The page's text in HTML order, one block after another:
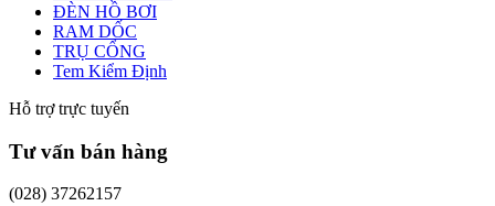
ĐÈN HỒ BƠI
RAM DỐC
TRỤ CỔNG
Tem Kiểm Định
Hỗ trợ trực tuyến
Tư vấn bán hàng
(028) 37262157